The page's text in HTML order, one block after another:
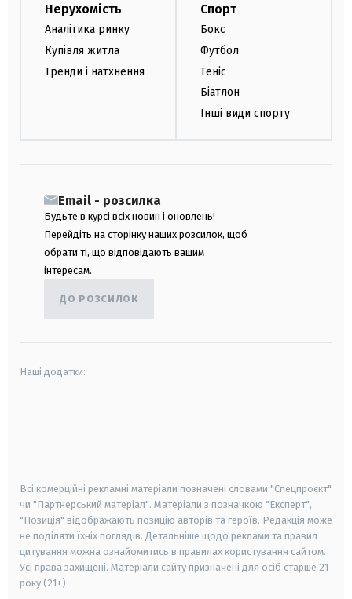
Нерухомість
Аналітика ринку
Купівля житла
Тренди і натхнення
Спорт
Бокс
Футбол
Теніс
Біатлон
Інші види спорту
Email - розсилка
Будьте в курсі всіх новин і оновлень!
Перейдіть на сторінку наших розсилок, щоб
обрати ті, що відповідають вашим
інтересам.
ДО РОЗСИЛОК
Наші додатки:
Всі комерційні рекламні матеріали позначені словами "Спецпроєкт"
чи "Партнерський матеріал". Матеріали з позначкою "Експерт",
"Позиція" відображають позицію авторів та героїв. Редакція може
не поділяти їхніх поглядів. Детальніше щодо реклами та правил
цитування можна ознайомитись в правилах користування сайтом.
Усі права захищені. Матеріали сайту призначені для осіб старше 21
року (21+)